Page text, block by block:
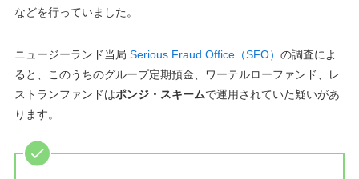
などを行っていました。
ニュージーランド当局 Serious Fraud Office（SFO） の調査によ
ると、このうちのグループ定期預金、ワーテルローファンド、レ
ストランファンドはポンジ・スキームで運用されていた疑いがあ
ります。